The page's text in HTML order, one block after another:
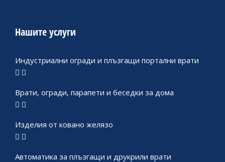
Нашите услуги
Индустриални огради и плъзгащи портални врати
Врати, огради, парапети и беседки за дома
Изделия от ковано желязо
Автоматика за плъзгащи и друкрили врати